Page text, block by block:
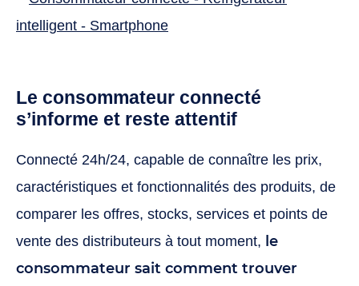
Le consommateur connecté
s’informe et reste attentif
Connecté 24h/24, capable de connaître les prix,
caractéristiques et fonctionnalités des produits, de
comparer les offres, stocks, services et points de
vente des distributeurs à tout moment, le
consommateur sait comment trouver